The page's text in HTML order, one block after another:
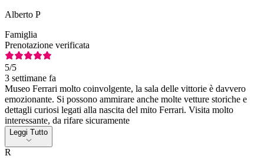
Alberto P
Famiglia
Prenotazione verificata
5/5
3 settimane fa
Museo Ferrari molto coinvolgente, la sala delle vittorie è davvero
emozionante. Si possono ammirare anche molte vetture storiche e
dettagli curiosi legati alla nascita del mito Ferrari. Visita molto
interessante, da rifare sicuramente
Leggi Tutto
R